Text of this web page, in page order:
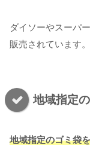
ダイソーやスーパ
販売されています。
地域指定
地域指定のゴミ袋